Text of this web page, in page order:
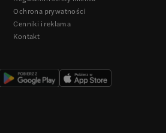
Ochrona prywatności
Cenniki i reklama
Kontakt